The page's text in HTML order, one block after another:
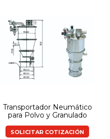
Transportador Neumático
para Polvo y Granulado
SOLICITAR COTIZACIÓN